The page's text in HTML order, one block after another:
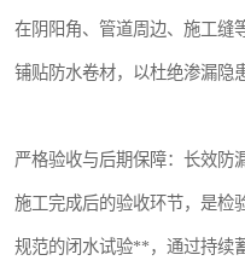
在阴阳角、管道周边、施工缝
铺贴防水卷材，以杜绝渗漏隐
严格验收与后期保障：长效防
施工完成后的验收环节，是检
规范的闭水试验**，通过持续